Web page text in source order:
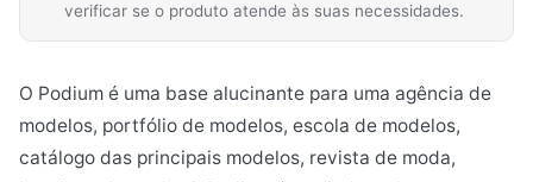
verificar se o produto atende às suas necessidades.
O Podium é uma base alucinante para uma agência de
modelos, portfólio de modelos, escola de modelos,
catálogo das principais modelos, revista de moda,